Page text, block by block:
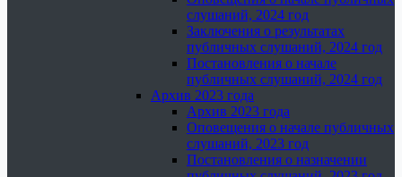
слушаний, 2024 год
Заключения о результатах
публичных слушаний, 2024 год
Постановления о начале
публичных слушаний, 2024 год
Архив 2023 года
Архив 2023 года
Оповещения о начале публичных
слушаний, 2023 год
Постановления о назначении